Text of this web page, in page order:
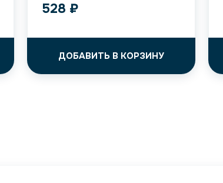
528 ₽
ДОБАВИТЬ В КОРЗИНУ